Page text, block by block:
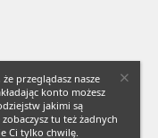
przeglądasz nasze
konto możesz
jakimi są
tu też żadnych
Ci tylko chwilę.